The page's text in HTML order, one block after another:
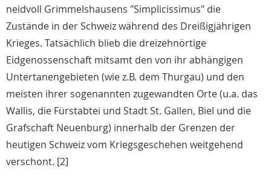
neidvoll Grimmelshausens "Simplicissimus" die
Zustände in der Schweiz während des Dreißigjährigen
Krieges. Tatsächlich blieb die dreizehnörtige
Eidgenossenschaft mitsamt den von ihr abhängigen
Untertanengebieten (wie z.B. dem Thurgau) und den
meisten ihrer sogenannten zugewandten Orte (u.a. das
Wallis, die Fürstabtei und Stadt St. Gallen, Biel und die
Grafschaft Neuenburg) innerhalb der Grenzen der
heutigen Schweiz vom Kriegsgeschehen weitgehend
verschont. [2]